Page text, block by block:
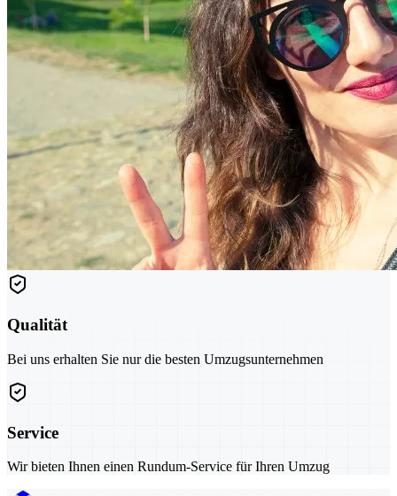
Qualität
Bei uns erhalten Sie nur die besten Umzugsunternehmen
Service
Wir bieten Ihnen einen Rundum-Service für Ihren Umzug